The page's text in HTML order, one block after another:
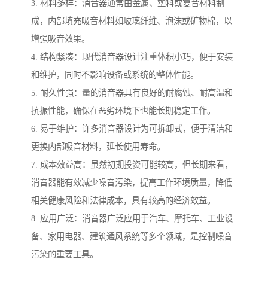
3. 材料多样：消音器通常由金属、塑料或复合材料制
成，内部填充吸音材料如玻璃纤维、泡沫或矿物棉，以
增强吸音效果。
4. 结构紧凑：现代消音器设计注重体积小巧，便于安装
和维护，同时不影响设备或系统的整体性能。
5. 耐久性强：量的消音器具有良好的耐腐蚀、耐高温和
抗振性能，确保在恶劣环境下也能长期稳定工作。
6. 易于维护：许多消音器设计为可拆卸式，便于清洁和
更换内部吸音材料，延长使用寿命。
7. 成本效益高：虽然初期投资可能较高，但长期来看，
消音器能有效减少噪音污染，提高工作环境质量，降低
相关健康风险和法律成本，具有较高的经济效益。
8. 应用广泛：消音器广泛应用于汽车、摩托车、工业设
备、家用电器、建筑通风系统等多个领域，是控制噪音
污染的重要工具。